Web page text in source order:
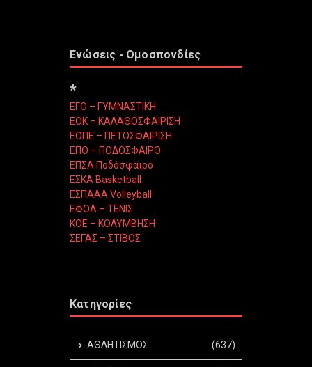
Ενώσεις - Ομοσπονδίες
*
ΕΓΟ – ΓΥΜΝΑΣΤΙΚΗ
ΕΟΚ – ΚΑΛΑΘΟΣΦΑΙΡΙΣΗ
ΕΟΠΕ – ΠΕΤΟΣΦΑΙΡΙΣΗ
ΕΠΟ – ΠΟΔΟΣΦΑΙΡΟ
ΕΠΣΑ Ποδόσφαιρο
ΕΣΚΑ Basketball
ΕΣΠΑΑΑ Volleyball
ΕΦΟΑ – ΤΕΝΙΣ
ΚΟΕ – ΚΟΛΥΜΒΗΣΗ
ΣΕΓΑΣ – ΣΤΙΒΟΣ
Κατηγορίες
ΑΘΛΗΤΙΣΜΟΣ (637)